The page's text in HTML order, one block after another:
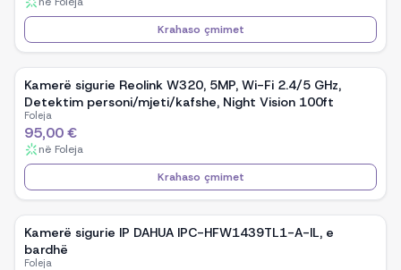
Krahaso çmimet
Kamerë sigurie Reolink W320, 5MP, Wi-Fi 2.4/5 GHz,
Detektim personi/mjeti/kafshe, Night Vision 100ft
Foleja
95,00 €
në Foleja
Krahaso çmimet
Kamerë sigurie IP DAHUA IPC-HFW1439TL1-A-IL, e
bardhë
Foleja